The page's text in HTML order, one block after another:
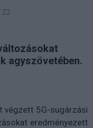
agyszövetében.
végzett 5G-sugárzási
eredményezett